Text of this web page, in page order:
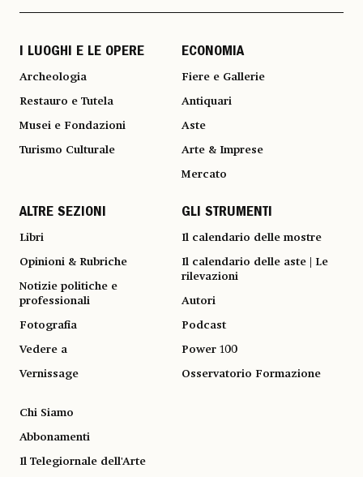
I LUOGHI E LE OPERE
Archeologia
Restauro e Tutela
Musei e Fondazioni
Turismo Culturale
ECONOMIA
Fiere e Gallerie
Antiquari
Aste
Arte & Imprese
Mercato
ALTRE SEZIONI
Libri
Opinioni & Rubriche
Notizie politiche e
professionali
Fotografia
Vedere a
Vernissage
GLI STRUMENTI
Il calendario delle mostre
Il calendario delle aste | Le
rilevazioni
Autori
Podcast
Power 100
Osservatorio Formazione
Chi Siamo
Abbonamenti
Il Telegiornale dell'Arte